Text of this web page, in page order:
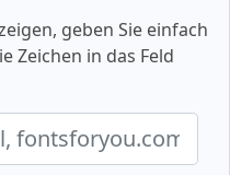
geben Sie einfach
Zeichen in das Feld